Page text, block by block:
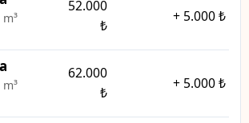
52.000
₺
+ 5.000 ₺
62.000
₺
+ 5.000 ₺